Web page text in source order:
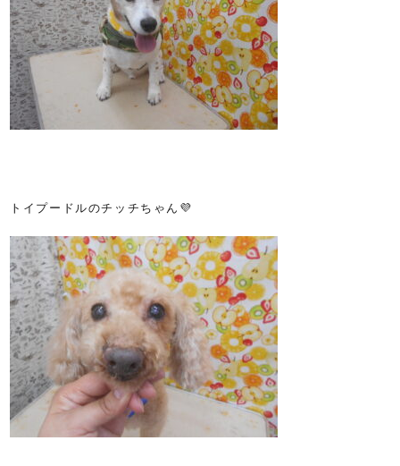
トイプードルのチッチちゃん💜